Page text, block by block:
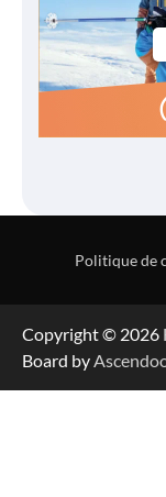
Politique de
Copyright © 2026
Board by